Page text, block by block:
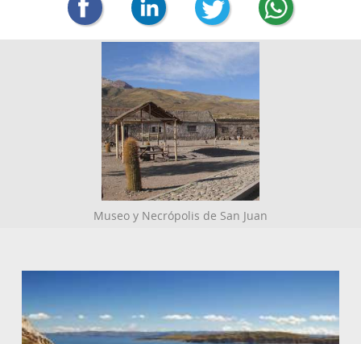
Museo y Necrópolis de San Juan